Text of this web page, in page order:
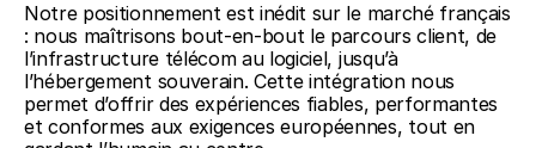
Notre positionnement est inédit sur le marché français
: nous maîtrisons bout-en-bout le parcours client, de
l’infrastructure télécom au logiciel, jusqu’à
l’hébergement souverain. Cette intégration nous
permet d’offrir des expériences fiables, performantes
et conformes aux exigences européennes, tout en